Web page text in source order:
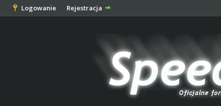
Logowanie Rejestracja